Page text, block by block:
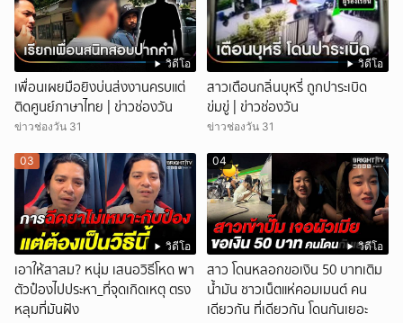
วิดีโอ
เพื่อนเผยมือยิงบ่นส่งงานครบแต่
ติดศูนย์ภาษาไทย | ข่าวช่องวัน
ข่าวช่องวัน 31
วิดีโอ
สาวเตือนกลิ่นบุหรี่ ถูกปาระเบิด
ข่มขู่ | ข่าวช่องวัน
ข่าวช่องวัน 31
วิดีโอ
03
เอาให้สาสม? หนุ่ม เสนอวิธีโหด พา
ตัวป๋องไปประหา_ที่จุดเกิดเหตุ ตรง
หลุมที่มันฝัง
วิดีโอ
04
สาว โดนหลอกขอเงิน 50 บาทเติม
น้ำมัน ชาวเน็ตแห่คอมเมนต์ คน
เดียวกัน ที่เดียวกัน โดนกันเยอะ